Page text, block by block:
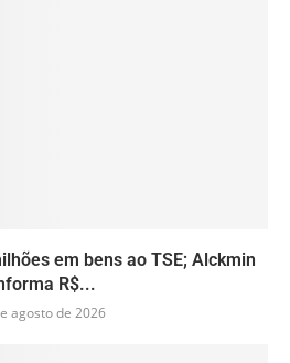
em bens ao TSE; Alckmin
R$...
agosto de 2026